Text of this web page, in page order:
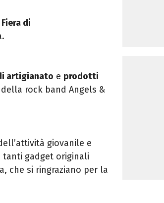
Fiera di
.
artigianato e prodotti
della rock band Angels &
giovanile e
tanti gadget originali
, che si ringraziano per la